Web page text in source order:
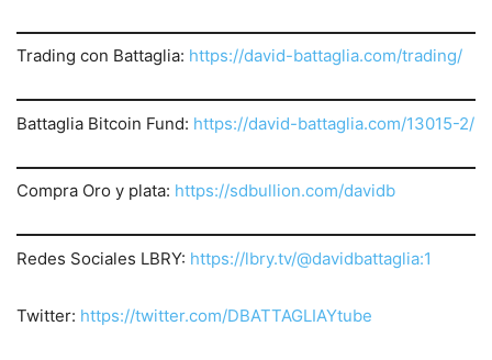
Trading con Battaglia: https://david-battaglia.com/trading/
Battaglia Bitcoin Fund: https://david-battaglia.com/13015-2/
Compra Oro y plata: https://sdbullion.com/davidb
Redes Sociales LBRY: https://lbry.tv/@davidbattaglia:1
Twitter: https://twitter.com/DBATTAGLIAYtube